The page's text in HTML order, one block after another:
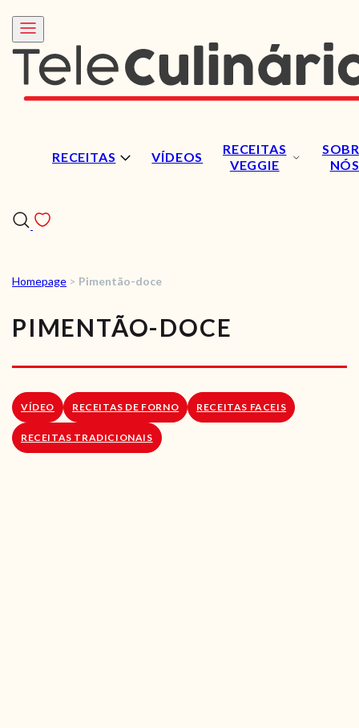
RECEITAS VÍDEOS
RECEITAS
VEGGIE
NÓS
VÍDEOS
RECEITAS VEGGIE
SOBRE NÓS
LOJA ONLINE
Homepage > Pimentão-doce
PIMENTÃO-DOCE
VÍDEO RECEITAS DE FORNO RECEITAS FACEIS
RECEITAS TRADICIONAIS